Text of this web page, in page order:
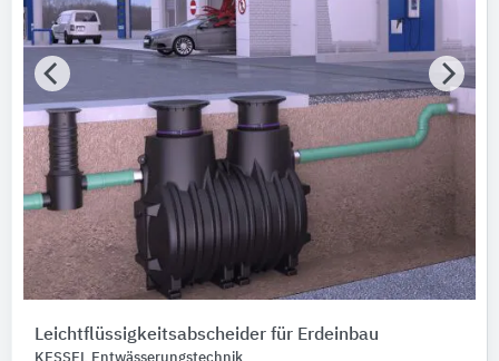
Leichtflüssigkeitsabscheider ​​für Erdeinbau